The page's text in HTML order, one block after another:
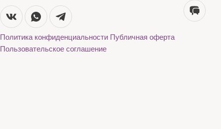
Политика конфиденциальности Публичная оферта
Пользовательское соглашение